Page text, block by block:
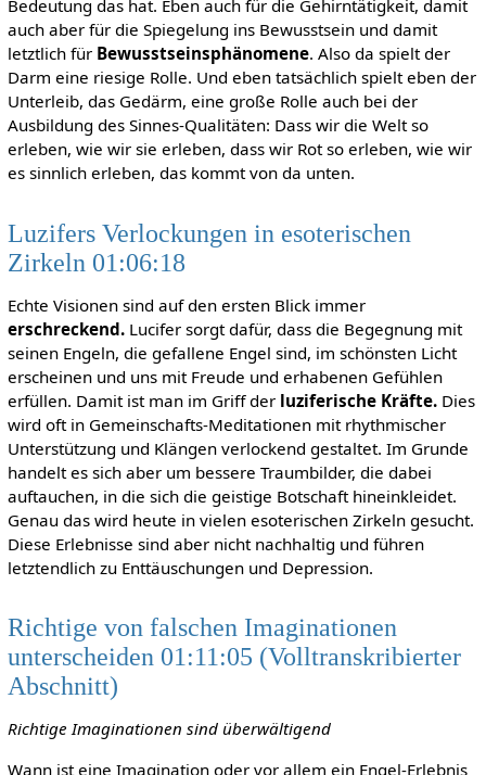
Bedeutung das hat. Eben auch für die Gehirntätigkeit, damit
auch aber für die Spiegelung ins Bewusstsein und damit
letztlich für Bewusstseinsphänomene. Also da spielt der
Darm eine riesige Rolle. Und eben tatsächlich spielt eben der
Unterleib, das Gedärm, eine große Rolle auch bei der
Ausbildung des Sinnes-Qualitäten: Dass wir die Welt so
erleben, wie wir sie erleben, dass wir Rot so erleben, wie wir
es sinnlich erleben, das kommt von da unten.
Luzifers Verlockungen in esoterischen
Zirkeln 01:06:18
Echte Visionen sind auf den ersten Blick immer
erschreckend.Lucifer sorgt dafür, dass die Begegnung mit
seinen Engeln, die gefallene Engel sind, im schönsten Licht
erscheinen und uns mit Freude und erhabenen Gefühlen
erfüllen. Damit ist man im Griff der luziferische Kräfte.Dies
wird oft in Gemeinschafts-Meditationen mit rhythmischer
Unterstützung und Klängen verlockend gestaltet. Im Grunde
handelt es sich aber um bessere Traumbilder, die dabei
auftauchen, in die sich die geistige Botschaft hineinkleidet.
Genau das wird heute in vielen esoterischen Zirkeln gesucht.
Diese Erlebnisse sind aber nicht nachhaltig und führen
letztendlich zu Enttäuschungen und Depression.
Richtige von falschen Imaginationen
unterscheiden 01:11:05 (Volltranskribierter
Abschnitt)
Richtige Imaginationen sind überwältigend
Wann ist eine Imagination oder vor allem ein Engel-Erlebnis